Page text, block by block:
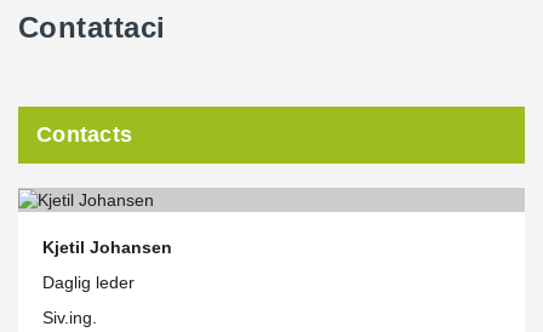
Contattaci
Contacts
Kjetil Johansen
Daglig leder
Siv.ing.